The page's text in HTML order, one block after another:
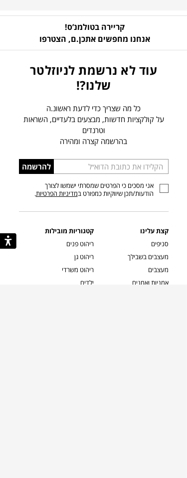
קריירה בטולמנ’ס!
אנחנו מחפשים אתכן.ם, הצטרפו
עוד לא נרשמת לניוזלטר
שלנו?!
כל מה שצריך כדי לדעת ראשונ.ה
על קולקציות חדשות, מבצעים בלעדיים, השראות
וטרנדים
בהרשמה קצרה ומהירה
הכניסו
כתובת
דוא”ל
להרשמה
אני מסכים כי הפרטים שמסרתי ישמשו לצורך
הודעות/תכן שיווקיות כמפורט במדיניות הפרטיות.
קצת עלינו
סניפים
מעצבים בשבילך
מעצבים
אמניות ואמנים
קטגוריות מובילות
ריהוט פנים
ריהוט גן
ריהוט משרדי
ילדים